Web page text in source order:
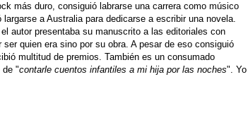
más duro, consiguió labrarse una carrera como músico
a Australia para dedicarse a escribir una novela.
autor presentaba su manuscrito a las editoriales con
quien era sino por su obra. A pesar de eso consiguió
multitud de premios. También es un consumado
de "contarle cuentos infantiles a mi hija por las noches". Yo